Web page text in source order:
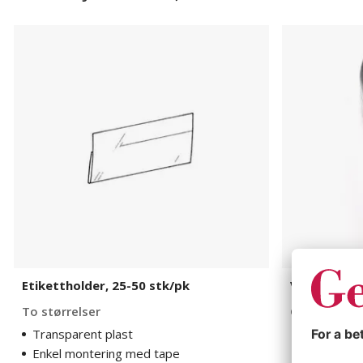
Etikettholder, 25-50 stk/pk
To størrelser
Transparent plast
Enkel montering med tape
Veggfeste
Galvanisert
1 varianter